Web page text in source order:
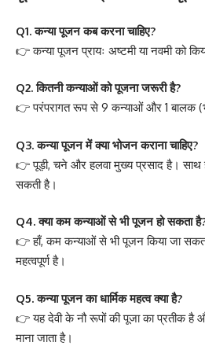
Q1. कन्या पूजन कब करना चाहिए?
👉 कन्या पूजन प्रायः अष्टमी या नवमी को
Q2. कितनी कन्याओं को पूजना जरूरी है?
👉 परंपरागत रूप से 9 कन्याओं और 1 बालक
Q3. कन्या पूजन में क्या भोजन कराना चाहिए?
👉 पूड़ी, चने और हलवा मुख्य प्रसाद है। साथ
सकती है।
Q4. क्या कम कन्याओं से भी पूजन हो सकता
👉 हाँ, कम कन्याओं से भी पूजन किया जा
महत्वपूर्ण है।
Q5. कन्या पूजन का धार्मिक महत्व क्या है?
👉 यह देवी के नौ रूपों की पूजा का प्रतीक है
माना जाता है।